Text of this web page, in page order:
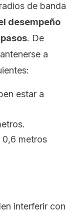
de banda
desempeño
. De
a
estar a
0,6 metros
interferir con